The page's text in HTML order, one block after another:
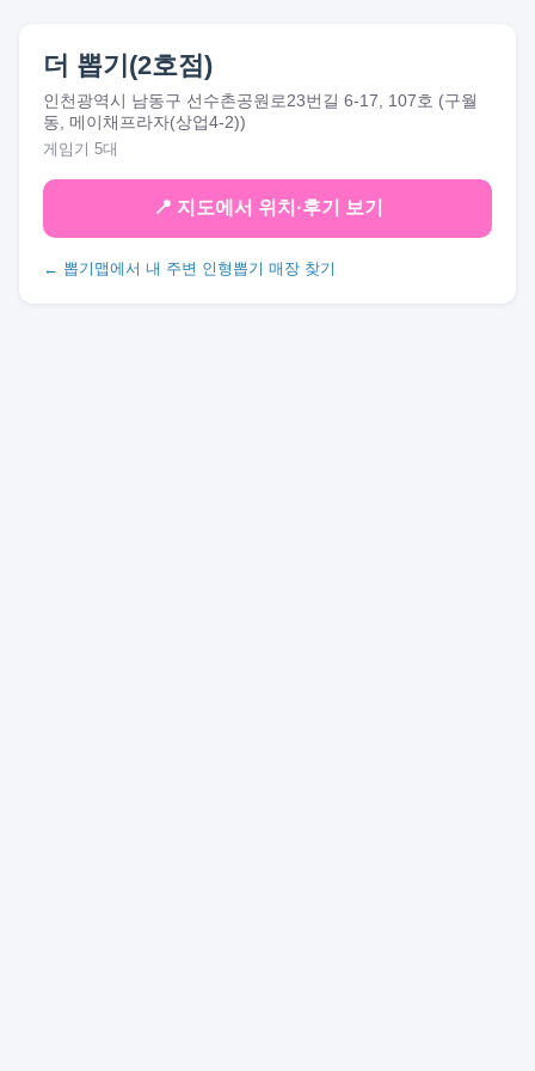
더 뽑기(2호점)
인천광역시 남동구 선수촌공원로23번길 6-17, 107호 (구월
동, 메이채프라자(상업4-2))
게임기 5대
📍 지도에서 위치·후기 보기
← 뽑기맵에서 내 주변 인형뽑기 매장 찾기